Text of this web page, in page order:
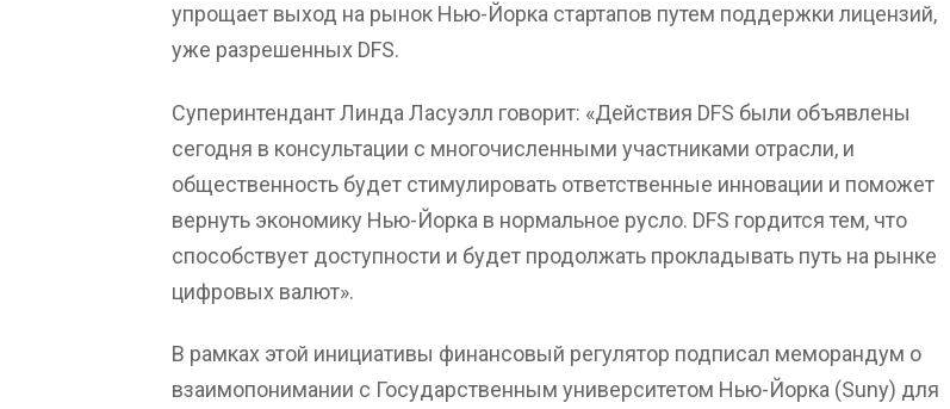
упрощает выход на рынок Нью-Йорка стартапов путем поддержки лицензий,
уже разрешенных DFS.
Суперинтендант Линда Ласуэлл говорит: «Действия DFS были объявлены
сегодня в консультации с многочисленными участниками отрасли, и
общественность будет стимулировать ответственные инновации и поможет
вернуть экономику Нью-Йорка в нормальное русло. DFS гордится тем, что
способствует доступности и будет продолжать прокладывать путь на рынке
цифровых валют».
В рамках этой инициативы финансовый регулятор подписал меморандум о
взаимопонимании с Государственным университетом Нью-Йорка (Suny) для